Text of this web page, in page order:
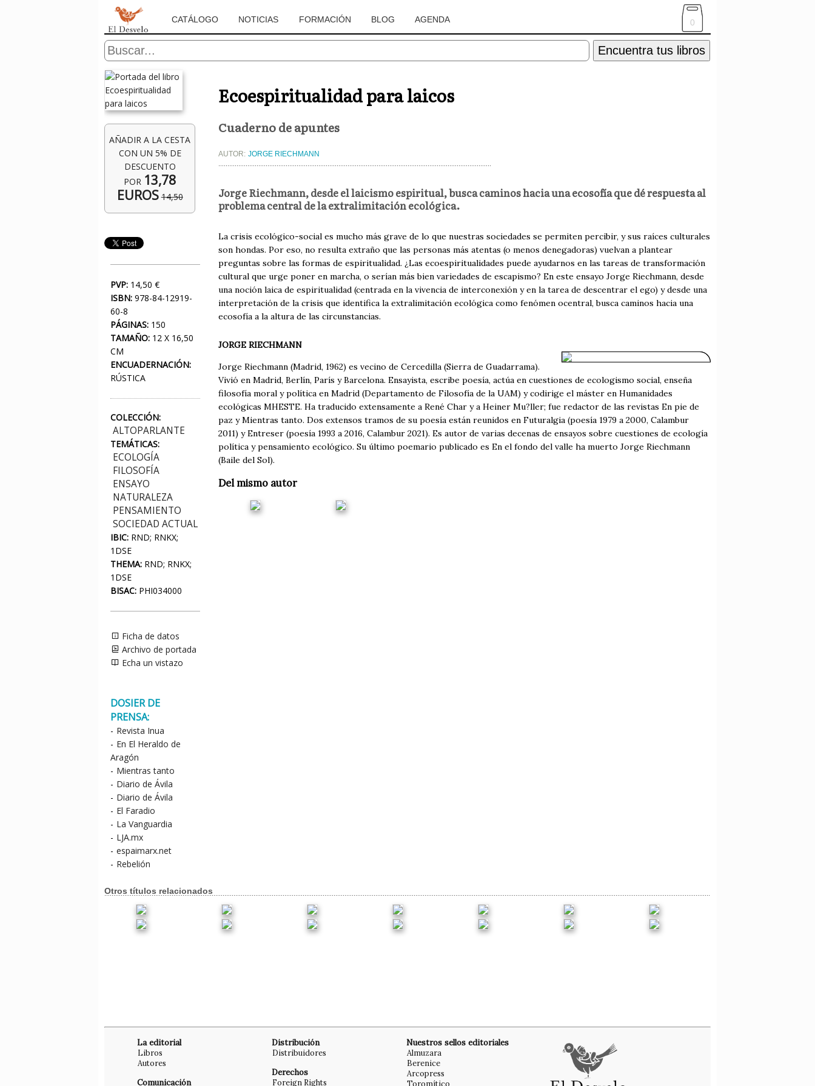
CATÁLOGO NOTICIAS FORMACIÓN BLOG AGENDA 0
Encuentra tus libros
AÑADIR A LA CESTA
CON UN 5% DE
DESCUENTO
POR 13,78
EUROS 14,50
PVP: 14,50 €
ISBN: 978-84-12919-
60-8
PÁGINAS: 150
TAMAÑO: 12 X 16,50
CM
ENCUADERNACIÓN:
RÚSTICA
COLECCIÓN:
ALTOPARLANTE
TEMÁTICAS:
ECOLOGÍA
FILOSOFÍA
ENSAYO
NATURALEZA
PENSAMIENTO
SOCIEDAD ACTUAL
IBIC: RND; RNKX;
1DSE
THEMA: RND; RNKX;
1DSE
BISAC: PHI034000
Ficha de datos
Archivo de portada
Echa un vistazo
DOSIER DE
PRENSA:
- Revista Inua
- En El Heraldo de
Aragón
- Mientras tanto
- Diario de Ávila
- Diario de Ávila
- El Faradio
- La Vanguardia
- LJA.mx
- espaimarx.net
- Rebelión
Ecoespiritualidad para laicos
Cuaderno de apuntes
AUTOR: JORGE RIECHMANN
Jorge Riechmann, desde el laicismo espiritual, busca caminos hacia una ecosofía que dé respuesta al
problema central de la extralimitación ecológica.
La crisis ecológico-social es mucho más grave de lo que nuestras sociedades se permiten percibir, y sus raíces culturales
son hondas. Por eso, no resulta extraño que las personas más atentas (o menos denegadoras) vuelvan a plantear
preguntas sobre las formas de espiritualidad. ¿Las ecoespiritualidades puede ayudarnos en las tareas de transformación
cultural que urge poner en marcha, o serían más bien variedades de escapismo? En este ensayo Jorge Riechmann, desde
una noción laica de espiritualidad (centrada en la vivencia de interconexión y en la tarea de descentrar el ego) y desde una
interpretación de la crisis que identifica la extralimitación ecológica como fenómen ocentral, busca caminos hacia una
ecosofía a la altura de las circunstancias.
JORGE RIECHMANN
Jorge Riechmann (Madrid, 1962) es vecino de Cercedilla (Sierra de Guadarrama).
Vivió en Madrid, Berlín, París y Barcelona. Ensayista, escribe poesía, actúa en cuestiones de ecologismo social, enseña
filosofía moral y política en Madrid (Departamento de Filosofía de la UAM) y codirige el máster en Humanidades
ecológicas MHESTE. Ha traducido extensamente a René Char y a Heiner Mu?ller; fue redactor de las revistas En pie de
paz y Mientras tanto. Dos extensos tramos de su poesía están reunidos en Futuralgia (poesía 1979 a 2000, Calambur
2011) y Entreser (poesía 1993 a 2016, Calambur 2021). Es autor de varias decenas de ensayos sobre cuestiones de ecología
política y pensamiento ecológico. Su último poemario publicado es En el fondo del valle ha muerto Jorge Riechmann
(Baile del Sol).
Del mismo autor
Otros títulos relacionados
La editorial
Libros
Autores
Comunicación
Distribución
Distribuidores
Derechos
Foreign Rights
Nuestros sellos editoriales
Almuzara
Berenice
Arcopress
Toromítico